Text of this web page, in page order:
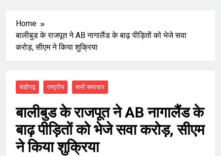
Home
बालीबुड के राजपूत ने AB नागालैंड के बाढ़ पीड़ितों को भेजे सवा
करोड़, सीएम ने किया शुक्रिया
चंडीगढ़ राष्ट्रीय सभी समाचार
बालीबुड के राजपूत ने AB नागालैंड के
बाढ़ पीड़ितों को भेजे सवा करोड़, सीएम
ने किया शुक्रिया